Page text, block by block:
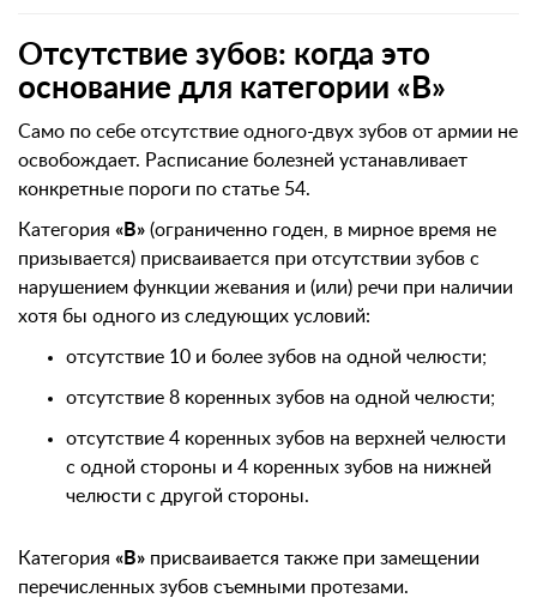
Отсутствие зубов: когда это
основание для категории «В»
Само по себе отсутствие одного-двух зубов от армии не
освобождает. Расписание болезней устанавливает
конкретные пороги по статье 54.
Категория «В» (ограниченно годен, в мирное время не
призывается) присваивается при отсутствии зубов с
нарушением функции жевания и (или) речи при наличии
хотя бы одного из следующих условий:
отсутствие 10 и более зубов на одной челюсти;
отсутствие 8 коренных зубов на одной челюсти;
отсутствие 4 коренных зубов на верхней челюсти
с одной стороны и 4 коренных зубов на нижней
челюсти с другой стороны.
Категория «В» присваивается также при замещении
перечисленных зубов съемными протезами.